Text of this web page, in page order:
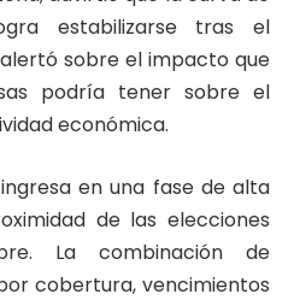
estabilizarse tras el
alertó sobre el impacto que
podría tener sobre el
económica.
en una fase de alta
de las elecciones
La combinación de
cobertura, vencimientos